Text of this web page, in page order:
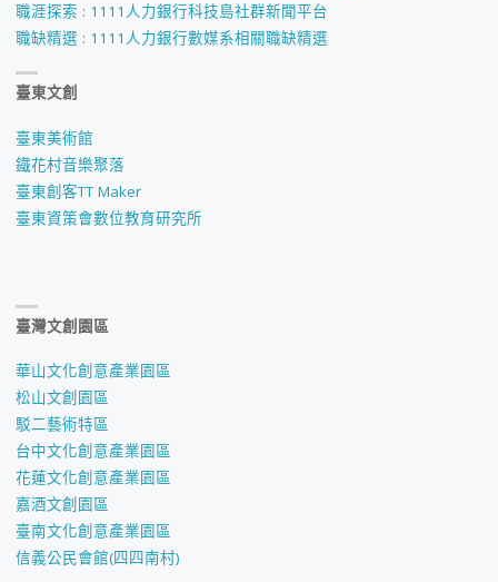
職涯探索 : 1111人力銀行科技島社群新聞平台
職缺精選 : 1111人力銀行數媒系相關職缺精選
臺東文創
臺東美術館
鐵花村音樂聚落
臺東創客TT Maker
臺東資策會數位教育研究所
臺灣文創園區
華山文化創意產業園區
松山文創園區
駁二藝術特區
台中文化創意產業園區
花蓮文化創意產業園區
嘉酒文創園區
臺南文化創意產業園區
信義公民會館(四四南村)